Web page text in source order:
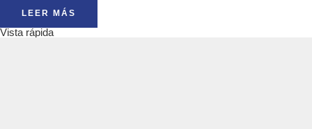
LEER MÁS
Vista rápida